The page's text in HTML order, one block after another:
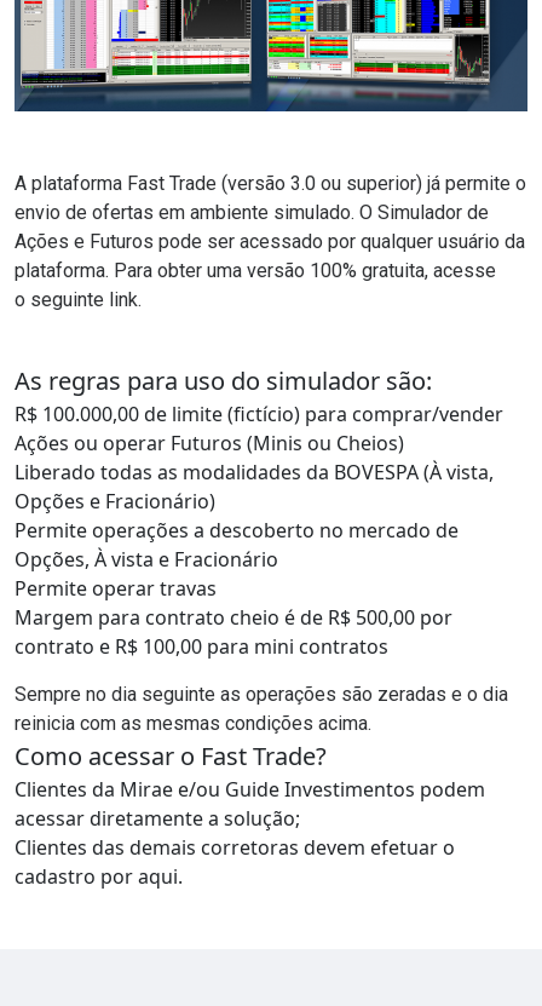
A plataforma Fast Trade (versão 3.0 ou superior) já permite o
envio de ofertas em ambiente simulado. O Simulador de
Ações e Futuros pode ser acessado por qualquer usuário da
plataforma. Para obter uma versão 100% gratuita, acesse
o seguinte link.
As regras para uso do simulador são:
R$ 100.000,00 de limite (fictício) para comprar/vender
Ações ou operar Futuros (Minis ou Cheios)
Liberado todas as modalidades da BOVESPA (À vista,
Opções e Fracionário)
Permite operações a descoberto no mercado de
Opções, À vista e Fracionário
Permite operar travas
Margem para contrato cheio é de R$ 500,00 por
contrato e R$ 100,00 para mini contratos
Sempre no dia seguinte as operações são zeradas e o dia
reinicia com as mesmas condições acima.
Como acessar o Fast Trade?
Clientes da Mirae e/ou Guide Investimentos podem
acessar diretamente a solução;
Clientes das demais corretoras devem efetuar o
cadastro por aqui.